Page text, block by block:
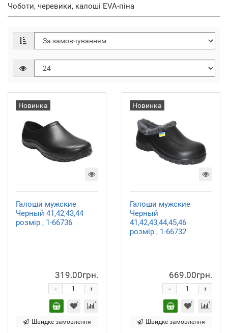
Чоботи, черевики, калоші EVA-піна
Новинка
Галоши мужские
Черный 41,42,43,44
розмір , 1-66736
319.00грн.
+
-
Швидке замовлення
Новинка
Галоши мужские
Черный
41,42,43,44,45,46
розмір , 1-66732
669.00грн.
+
-
Швидке замовлення